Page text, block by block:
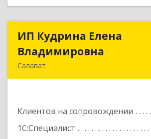
ИП Кудрина Елена
Владимировна
Салават
Клиентов на сопровождении
1С:Специалист
ИП